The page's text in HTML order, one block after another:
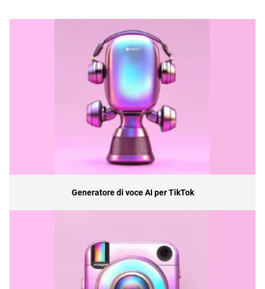
Generatore di voce AI per TikTok